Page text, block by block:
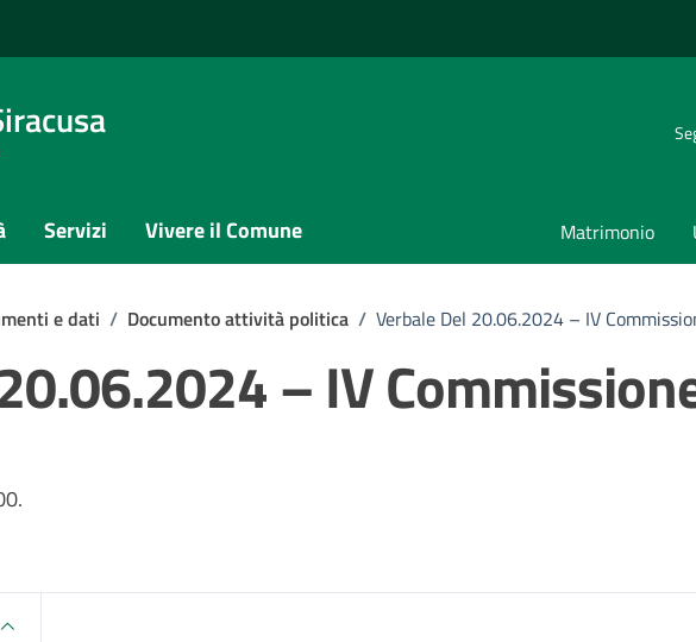
Servizi Vivere il Comune Matrimonio
e dati / Documento attività politica / Verbale Del 20.06.2024 – IV
– IV